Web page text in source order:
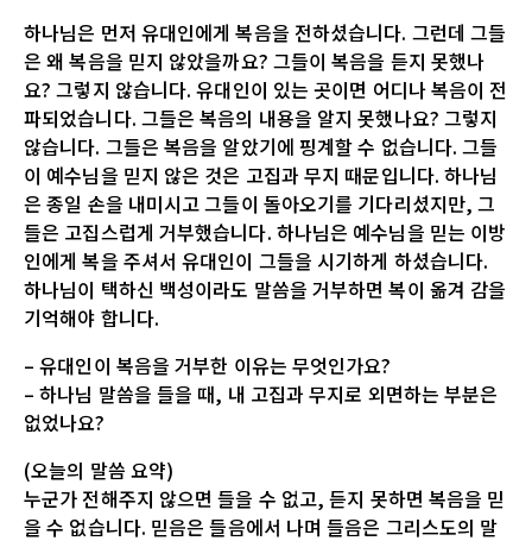
하나님은 먼저 유대인에게 복음을 전하셨습니다. 그런데 그들
은 왜 복음을 믿지 않았을까요? 그들이 복음을 듣지 못했나
요? 그렇지 않습니다. 유대인이 있는 곳이면 어디나 복음이 전
파되었습니다. 그들은 복음의 내용을 알지 못했나요? 그렇지
않습니다. 그들은 복음을 알았기에 핑계할 수 없습니다. 그들
이 예수님을 믿지 않은 것은 고집과 무지 때문입니다. 하나님
은 종일 손을 내미시고 그들이 돌아오기를 기다리셨지만, 그
들은 고집스럽게 거부했습니다. 하나님은 예수님을 믿는 이방
인에게 복을 주셔서 유대인이 그들을 시기하게 하셨습니다.
하나님이 택하신 백성이라도 말씀을 거부하면 복이 옮겨 감을
기억해야 합니다.
– 유대인이 복음을 거부한 이유는 무엇인가요?
– 하나님 말씀을 들을 때, 내 고집과 무지로 외면하는 부분은
없었나요?
(오늘의 말씀 요약)
누군가 전해주지 않으면 들을 수 없고, 듣지 못하면 복음을 믿
을 수 없습니다. 믿음은 들음에서 나며 들음은 그리스도의 말